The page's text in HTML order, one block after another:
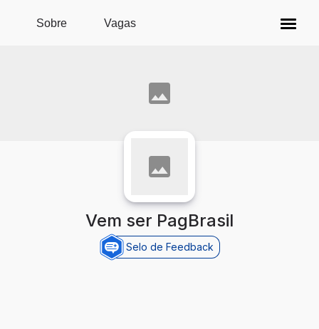
Pular para o conteúdo principal
Sobre Vagas
Vem ser PagBrasil
Selo de Feedback